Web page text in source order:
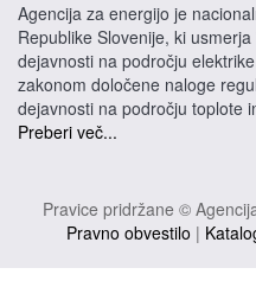
Agencija za energijo je
Republike Slovenije, ki
dejavnosti na področju
zakonom določene naloge
dejavnosti na področju toplote
Preberi več...
Pravice pridržane ©
Pravno obvestilo |